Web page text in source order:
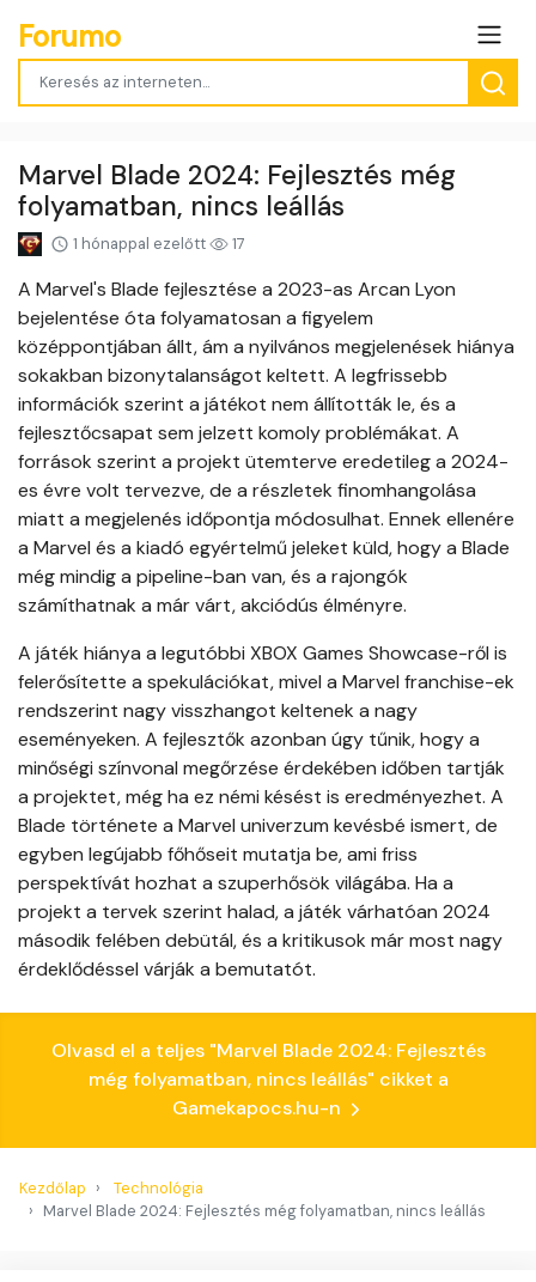
Forumo
Marvel Blade 2024: Fejlesztés még
folyamatban, nincs leállás
1 hónappal ezelőtt 17
A Marvel's Blade fejlesztése a 2023-as Arcan Lyon
bejelentése óta folyamatosan a figyelem
középpontjában állt, ám a nyilvános megjelenések hiánya
sokakban bizonytalanságot keltett. A legfrissebb
információk szerint a játékot nem állították le, és a
fejlesztőcsapat sem jelzett komoly problémákat. A
források szerint a projekt ütemterve eredetileg a 2024-
es évre volt tervezve, de a részletek finomhangolása
miatt a megjelenés időpontja módosulhat. Ennek ellenére
a Marvel és a kiadó egyértelmű jeleket küld, hogy a Blade
még mindig a pipeline-ban van, és a rajongók
számíthatnak a már várt, akciódús élményre.
A játék hiánya a legutóbbi XBOX Games Showcase-ről is
felerősítette a spekulációkat, mivel a Marvel franchise-ek
rendszerint nagy visszhangot keltenek a nagy
eseményeken. A fejlesztők azonban úgy tűnik, hogy a
minőségi színvonal megőrzése érdekében időben tartják
a projektet, még ha ez némi késést is eredményezhet. A
Blade története a Marvel univerzum kevésbé ismert, de
egyben legújabb főhőseit mutatja be, ami friss
perspektívát hozhat a szuperhősök világába. Ha a
projekt a tervek szerint halad, a játék várhatóan 2024
második felében debütál, és a kritikusok már most nagy
érdeklődéssel várják a bemutatót.
Olvasd el a teljes "Marvel Blade 2024: Fejlesztés
még folyamatban, nincs leállás" cikket a
Gamekapocs.hu-n
Kezdőlap
Technológia
Marvel Blade 2024: Fejlesztés még folyamatban, nincs leállás